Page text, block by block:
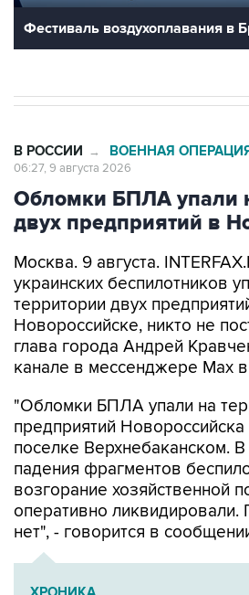
Фестиваль воздухоплавания в
В РОССИИ → ВОЕННАЯ
06:27, 9 августа 2026
Обломки БПЛА упали
двух предприятий в
Москва. 9 августа.
украинских беспилотников
территории двух
Новороссийске, никто не
глава города Андрей
канале в мессенджере Max
"Обломки БПЛА упали на
предприятий
поселке Верхнебаканском. В
падения фрагментов
возгорание хозяйственной
оперативно ликвидировали.
нет", - говорится в